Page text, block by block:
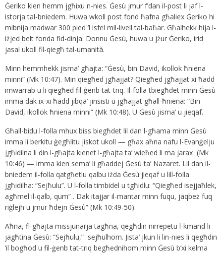
Ġeriko kien hemm jgħixu n-nies. Ġesù jmur f’dan il-post li jaf l-
istorja tal-bniedem. Huwa wkoll post fond ħafna għaliex Ġeriko hi
mibnija madwar 300 pied ’l isfel mil-livell tal-baħar. Għalhekk hija l-
iżjed belt fonda fid-dinja. Donnu Ġesù, huwa u jżur Ġeriko, irid
jasal ukoll fil-qiegħ tal-umanità.
Minn hemmhekk jisma’ għajta: “Ġesù, bin David, ikollok ħniena
minni” (Mk 10:47). Min qiegħed jgħajjat? Qiegħed jgħajjat xi ħadd
imwarrab u li qiegħed fil-ġenb tat-triq. Il-folla tbiegħdet minn Ġesù
imma dak ix-xi ħadd jibqa’ jinsisti u jgħajjat għall-ħniena: “Bin
David, ikollok ħniena minni” (Mk 10:48). U Ġesù jisma’ u jieqaf.
Għall-bidu l-folla mhux biss biegħdet lil dan l-għama minn Ġesù
imma li berkitu ġegħlitu jiskot ukoll — għax aħna nafu l-Evanġelju
jgħidilna li din l-għajta kienet l-għajta ta’ wieħed li ma jarax (Mk
10:46) — imma kien sema’ li għaddej Ġesù ta’ Nazaret. Lil dan il-
bniedem il-folla qatgħetlu qalbu iżda Ġesù jieqaf u lill-folla
jgħidilha: “Sejħulu”. U l-folla timbidel u tgħidlu: “Qiegħed isejjaħlek,
agħmel il-qalb, qum” . Dak itajjar il-mantar minn fuqu, jaqbeż fuq
riġlejh u jmur ħdejn Ġesù” (Mk 10:49-50).
Aħna, fl-għajta missjunarja tagħna, qegħdin nirrepetu l-kmand li
jagħtina Ġesù: “Sejħulu,” sejħulhom. Jista’ jkun li lin-nies li qegħdin
’il bogħod u fil-ġenb tat-triq begħednihom minn Ġesù b’xi kelma